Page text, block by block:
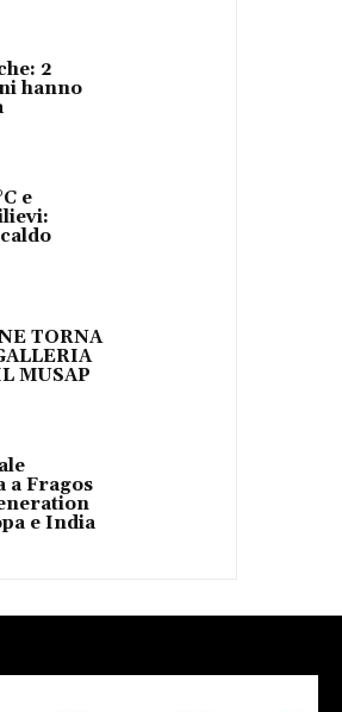
2
hanno
e
TORNA
MUSAP
a Fragos
e India